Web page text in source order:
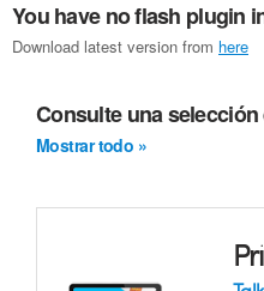
You have no flash plugin
Download latest version from here
Consulte una
Mostrar todo »